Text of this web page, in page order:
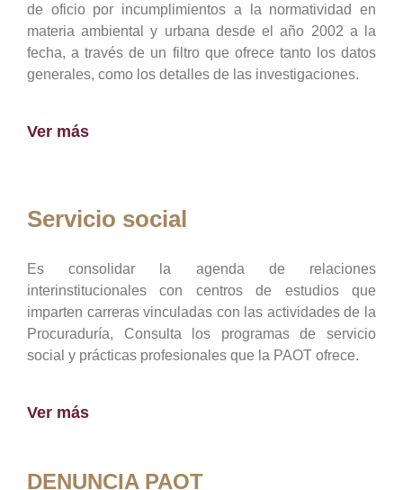
de oficio por incumplimientos a la normatividad en
materia ambiental y urbana desde el año 2002 a la
fecha, a través de un filtro que ofrece tanto los datos
generales, como los detalles de las investigaciones.
Ver más
Servicio social
Es consolidar la agenda de relaciones
interinstitucionales con centros de estudios que
imparten carreras vinculadas con las actividades de la
Procuraduría, Consulta los programas de servicio
social y prácticas profesionales que la PAOT ofrece.
Ver más
DENUNCIA PAOT